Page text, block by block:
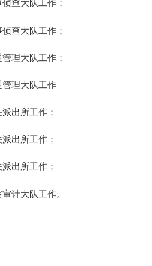
查大队工作；
查大队工作；
理大队工作；
理大队工作
出所工作；
出所工作；
出所工作；
计大队工作。